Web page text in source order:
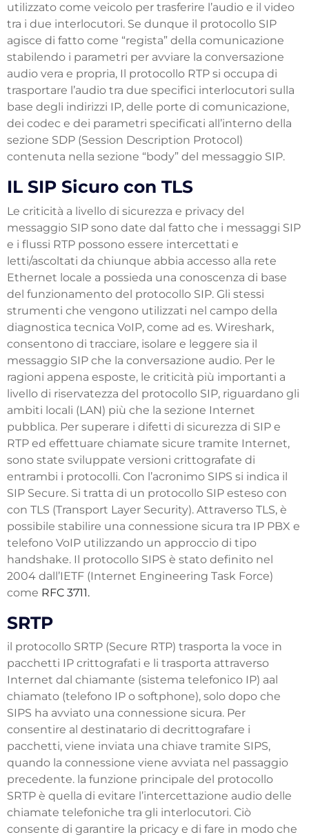
utilizzato come veicolo per trasferire l’audio e il video
tra i due interlocutori. Se dunque il protocollo SIP
agisce di fatto come “regista” della comunicazione
stabilendo i parametri per avviare la conversazione
audio vera e propria, Il protocollo RTP si occupa di
trasportare l’audio tra due specifici interlocutori sulla
base degli indirizzi IP, delle porte di comunicazione,
dei codec e dei parametri specificati all’interno della
sezione SDP (Session Description Protocol)
contenuta nella sezione “body” del messaggio SIP.
IL SIP Sicuro con TLS
Le criticità a livello di sicurezza e privacy del
messaggio SIP sono date dal fatto che i messaggi SIP
e i flussi RTP possono essere intercettati e
letti/ascoltati da chiunque abbia accesso alla rete
Ethernet locale a possieda una conoscenza di base
del funzionamento del protocollo SIP. Gli stessi
strumenti che vengono utilizzati nel campo della
diagnostica tecnica VoIP, come ad es. Wireshark,
consentono di tracciare, isolare e leggere sia il
messaggio SIP che la conversazione audio. Per le
ragioni appena esposte, le criticità più importanti a
livello di riservatezza del protocollo SIP, riguardano gli
ambiti locali (LAN) più che la sezione Internet
pubblica. Per superare i difetti di sicurezza di SIP e
RTP ed effettuare chiamate sicure tramite Internet,
sono state sviluppate versioni crittografate di
entrambi i protocolli. Con l’acronimo SIPS si indica il
SIP Secure. Si tratta di un protocollo SIP esteso con
con TLS (Transport Layer Security). Attraverso TLS, è
possibile stabilire una connessione sicura tra IP PBX e
telefono VoIP utilizzando un approccio di tipo
handshake. Il protocollo SIPS è stato definito nel
2004 dall’IETF (Internet Engineering Task Force)
come RFC 3711.
SRTP
il protocollo SRTP (Secure RTP) trasporta la voce in
pacchetti IP crittografati e li trasporta attraverso
Internet dal chiamante (sistema telefonico IP) aal
chiamato (telefono IP o softphone), solo dopo che
SIPS ha avviato una connessione sicura. Per
consentire al destinatario di decrittografare i
pacchetti, viene inviata una chiave tramite SIPS,
quando la connessione viene avviata nel passaggio
precedente. la funzione principale del protocollo
SRTP è quella di evitare l’intercettazione audio delle
chiamate telefoniche tra gli interlocutori. Ciò
consente di garantire la pricacy e di fare in modo che